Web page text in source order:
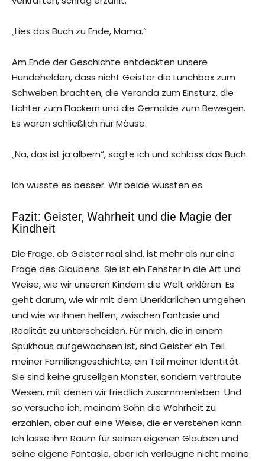
„Lies das Buch zu Ende, Mama.“
Am Ende der Geschichte entdeckten unsere
Hundehelden, dass nicht Geister die Lunchbox zum
Schweben brachten, die Veranda zum Einsturz, die
Lichter zum Flackern und die Gemälde zum Bewegen.
Es waren schließlich nur Mäuse.
„Na, das ist ja albern“, sagte ich und schloss das Buch.
Ich wusste es besser. Wir beide wussten es.
Fazit: Geister, Wahrheit und die Magie der
Kindheit
Die Frage, ob Geister real sind, ist mehr als nur eine
Frage des Glaubens. Sie ist ein Fenster in die Art und
Weise, wie wir unseren Kindern die Welt erklären. Es
geht darum, wie wir mit dem Unerklärlichen umgehen
und wie wir ihnen helfen, zwischen Fantasie und
Realität zu unterscheiden. Für mich, die in einem
Spukhaus aufgewachsen ist, sind Geister ein Teil
meiner Familiengeschichte, ein Teil meiner Identität.
Sie sind keine gruseligen Monster, sondern vertraute
Wesen, mit denen wir friedlich zusammenleben. Und
so versuche ich, meinem Sohn die Wahrheit zu
erzählen, aber auf eine Weise, die er verstehen kann.
Ich lasse ihm Raum für seinen eigenen Glauben und
seine eigene Fantasie, aber ich verleugne nicht meine